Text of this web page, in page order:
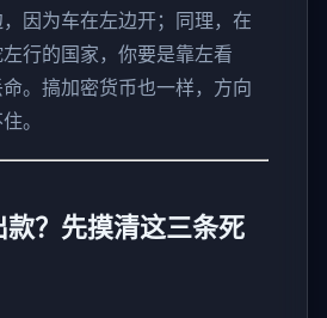
因为车在左边开；同理，在
行的国家，你要是靠左看
。搞加密货币也一样，方向
。
款？先摸清这三条死